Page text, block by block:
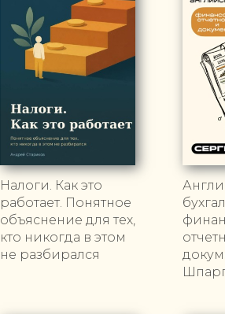
Налоги. Как это
работает. Понятное
объяснение для тех,
кто никогда в этом
не разбирался